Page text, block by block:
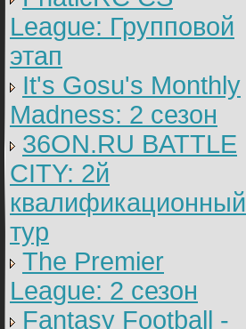
League: Групповой
этап
It's Gosu's Monthly
Madness: 2 сезон
36ON.RU BATTLE
CITY: 2й
квалификационный
тур
The Premier
League: 2 cезон
Fantasy Football -